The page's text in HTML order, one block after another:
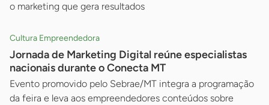
o marketing que gera resultados
Cultura Empreendedora
Jornada de Marketing Digital reúne especialistas
nacionais durante o Conecta MT
Evento promovido pelo Sebrae/MT integra a programação
da feira e leva aos empreendedores conteúdos sobre